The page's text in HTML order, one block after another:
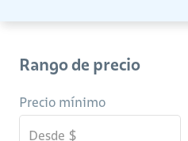
Rango de precio
Precio mínimo